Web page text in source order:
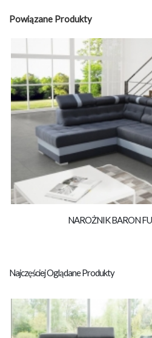
Powiązane Produkty
NAROŻNIK BARON
Najczęściej Oglądane Produkty